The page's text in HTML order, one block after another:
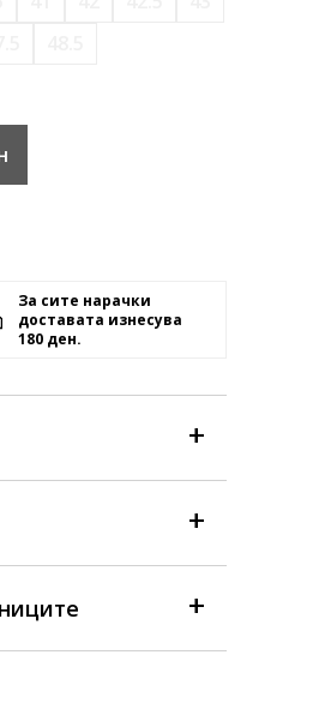
За сите нарачки
доставата изнесува
180 ден.